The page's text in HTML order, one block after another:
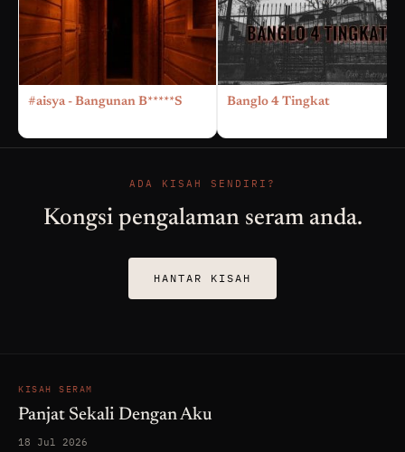
#aisya - Bangunan B*****S Banglo 4 Tingkat
ADA KISAH SENDIRI?
Kongsi pengalaman seram anda.
HANTAR KISAH
KISAH SERAM
Panjat Sekali Dengan Aku
18 Jul 2026